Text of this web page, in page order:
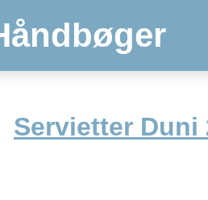
Servietter Duni